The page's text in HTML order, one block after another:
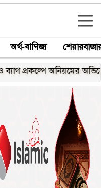
অর্থ-বাণিজ্য
অনিয়মের অভিযোগ,